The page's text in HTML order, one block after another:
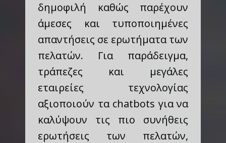
δημοφιλή καθώς παρέχουν
άμεσες και τυποποιημένες
απαντήσεις σε ερωτήματα των
πελατών. Για παράδειγμα,
τράπεζες και μεγάλες
εταιρείες τεχνολογίας
αξιοποιούν τα chatbots για να
καλύψουν τις πιο συνήθεις
ερωτήσεις των πελατών,